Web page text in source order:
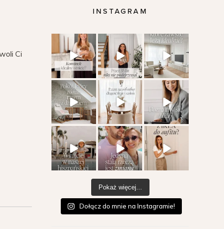
Ci
INSTAGRAM
Pokaż więcej...
Dołącz do mnie na Instagramie!